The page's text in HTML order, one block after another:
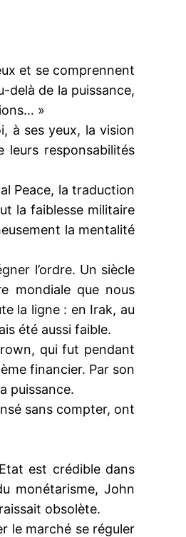
et se comprennent
delà de la puissance,
»
à ses yeux, la vision
leurs responsabilités
Peace, la traduction
la faiblesse militaire
la mentalité
l’ordre. Un siècle
mondiale que nous
la ligne : en Irak, au
été aussi faible.
qui fut pendant
financier. Par son
puissance.
sans compter, ont
est crédible dans
monétarisme, John
obsolète.
le marché se réguler